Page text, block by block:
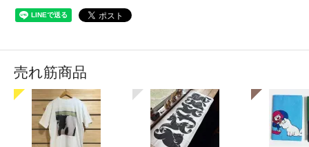
売れ筋商品